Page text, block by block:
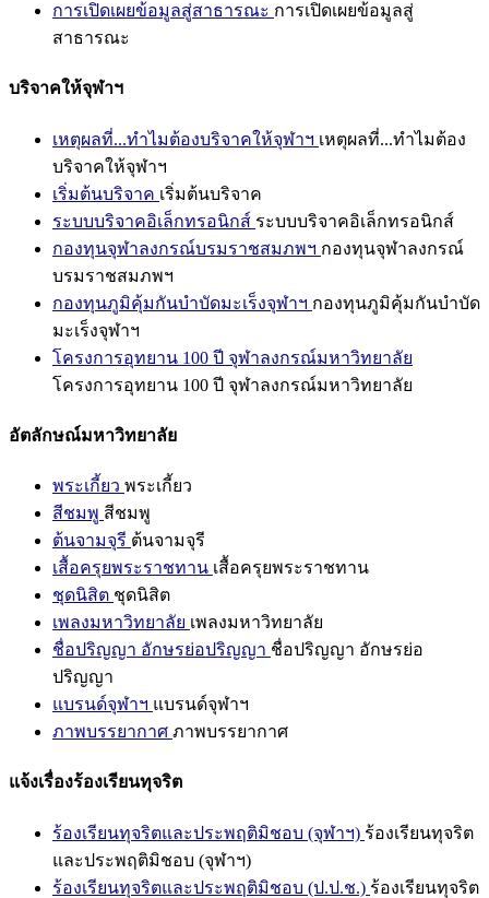
การเปิดเผยข้อมูลสู่สาธารณะ การเปิดเผยข้อมูลสู่
สาธารณะ
บริจาคให้จุฬาฯ
เหตุผลที่...ทำไมต้องบริจาคให้จุฬาฯ เหตุผลที่...ทำไมต้อง
บริจาคให้จุฬาฯ
เริ่มต้นบริจาค เริ่มต้นบริจาค
ระบบบริจาคอิเล็กทรอนิกส์ ระบบบริจาคอิเล็กทรอนิกส์
กองทุนจุฬาลงกรณ์บรมราชสมภพฯ กองทุนจุฬาลงกรณ์
บรมราชสมภพฯ
กองทุนภูมิคุ้มกันบำบัดมะเร็งจุฬาฯ กองทุนภูมิคุ้มกันบำบัด
มะเร็งจุฬาฯ
โครงการอุทยาน 100 ปี จุฬาลงกรณ์มหาวิทยาลัย
โครงการอุทยาน 100 ปี จุฬาลงกรณ์มหาวิทยาลัย
อัตลักษณ์มหาวิทยาลัย
พระเกี้ยว พระเกี้ยว
สีชมพู สีชมพู
ต้นจามจุรี ต้นจามจุรี
เสื้อครุยพระราชทาน เสื้อครุยพระราชทาน
ชุดนิสิต ชุดนิสิต
เพลงมหาวิทยาลัย เพลงมหาวิทยาลัย
ชื่อปริญญา อักษรย่อปริญญา ชื่อปริญญา อักษรย่อ
ปริญญา
แบรนด์จุฬาฯ แบรนด์จุฬาฯ
ภาพบรรยากาศ ภาพบรรยากาศ
แจ้งเรื่องร้องเรียนทุจริต
ร้องเรียนทุจริตและประพฤติมิชอบ (จุฬาฯ) ร้องเรียนทุจริต
และประพฤติมิชอบ (จุฬาฯ)
ร้องเรียนทุจริตและประพฤติมิชอบ (ป.ป.ช.) ร้องเรียนทุจริต